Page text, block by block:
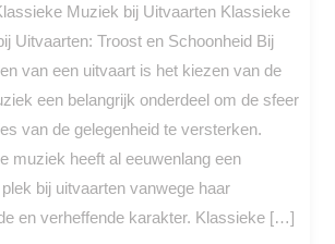
Muziek bij Uitvaarten Klassieke
Uitvaarten: Troost en Schoonheid Bij
van een uitvaart is het kiezen van de
een belangrijk onderdeel om de sfeer
van de gelegenheid te versterken.
muziek heeft al eeuwenlang een
bij uitvaarten vanwege haar
en verheffende karakter. Klassieke […]